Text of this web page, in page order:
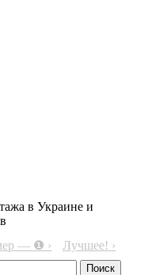
в Украине и
— ❶ › Лучшее! ›